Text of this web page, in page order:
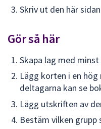
Skriv ut den här
Gör så här
Skapa lag med
Lägg korten i en
deltagarna kan se
Lägg utskriften av
Bestäm vilken grupp